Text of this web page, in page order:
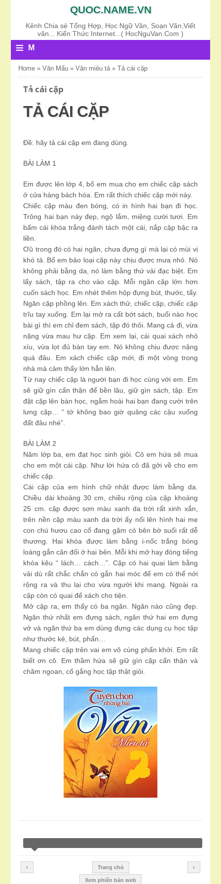
QUOC.NAME.VN
Kênh Chia sẻ Tổng Hợp, Học Ngữ Văn, Soạn Văn,Viết
văn... Kiến Thức Internet...( HocNguVan.Com )
≡
M
N
U
Home »Văn Mấu »Văn miêu tả»Tả cái cặp
Tả cái cặp
TẢ CÁI CẶP
Đề: hãy tả cái cặp em đang dùng.
BÀI LÀM 1
Em được lên lớp 4, bố em mua cho em chiếc cặp sách
ở cửa hàng bách hóa. Em rất thích chiếc cặp mới này.
Chiếc cặp màu đen bóng, có in hình hai bạn đi học.
Trông hai bạn này đẹp, ngộ lắm, miệng cười tươi. Em
bấm cái khóa trắng đánh tách một cái, nắp cặp bậc ra
liền.
Ơû trong đó có hai ngăn, chưa đựng gì mà lại có mùi vị
khó tả. Bố em bảo loại cặp này chịu được mưa nhỏ. Nó
không phải bằng da, nó làm bằng thứ vải đạc biệt. Em
lấy sách, tập ra cho vào cặp. Mỗi ngăn cặp lớn hơn
cuốn sách học. Em nhét thêm hộp đựng bút, thước, tẩy.
Ngăn cặp phồng lên. Em xách thử, chiếc cặp, chiếc cặp
trĩu tay xuống. Em lại mở ra cất bớt sách, buổi nào học
bài gì thì em chỉ đem sách, tập đó thôi. Mang cả đi, vừa
nặng vừa mau hư cặp. Em xem lại, cái quai xách nhỏ
xíu, vừa lọt đủ bàn tay em. Nó không chịu được nặng
quá đâu. Em xách chiếc cặp mới, đi một vòng trong
nhà mà cảm thấy lớn hẳn lên.
Từ nay chiếc cặp là người bạn đi học cùng với em. Em
sẽ giữ gìn cẩn thận để bền lâu, giữ gìn sách, tập. Em
đặt cặp lên bàn học, ngắm hoài hai bạn đang cười trên
lưng cặp… “ tớ không bao giờ quăng các cậu xuống
đất đâu nhé”.
BÀI LÀM 2
Năm lớp ba, em đạt học sinh giỏi. Cô em hứa sẽ mua
cho em một cái cặp. Như lời hứa cô đã gởi về cho em
chiếc cặp.
Cái cặp của em hình chữ nhật được làm bằng da.
Chiều dài khoảng 30 cm, chiều rộng của cặp khoảng
25 cm. cặp được sơn màu xanh da trời rất xinh xắn,
trên nền cặp màu xanh da trời ấy nổi lên hình hai mẹ
con chú hươu cao cổ đang gặm cỏ bên bờ suối rất dễ
thương. Hai khóa được làm bằng i-nốc trắng bóng
loáng gắn cân đối ở hai bên. Mỗi khi mở hay đóng tiếng
khóa kêu “ lách… cách…”. Cặp có hai quai làm bằng
vải dù rất chắc chắn có gắn hai móc để em có thể nới
rộng ra và thu lại cho vừa người khi mang. Ngoài ra
cặp còn có quai để xách cho tiện.
Mở cặp ra, em thấy có ba ngăn. Ngăn nào cũng đẹp.
Ngăn thứ nhất em đựng sách, ngăn thứ hai em đựng
vở và ngăn thứ ba em dùng đựng các dụng cụ học tập
như thước kẻ, bút, phấn…
Mang chiếc cặp trên vai em vô cùng phấn khởi. Em rất
biết ơn cô. Em thầm hứa sẽ giữ gìn cặp cẩn thận và
chăm ngoan, cố gắng học tập thật giỏi.
‹ ›
Trang chủ
Xem phiên bản web